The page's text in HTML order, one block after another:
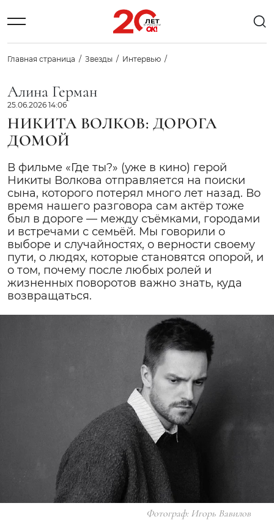
Главная страница Звезды Интервью
Алина Герман
25.06.2026 14:06
НИКИТА ВОЛКОВ: ДОРОГА
ДОМОЙ
В фильме «Где ты?» (уже в кино) герой
Никиты Волкова отправляется на поиски
сына, которого потерял много лет назад. Во
время нашего разговора сам актёр тоже
был в дороге — между съёмками, городами
и встречами с семьёй. Мы говорили о
выборе и случайностях, о верности своему
пути, о людях, которые становятся опорой, и
о том, почему после любых ролей и
жизненных поворотов важно знать, куда
возвращаться.
Фотограф: Игорь Вавилов